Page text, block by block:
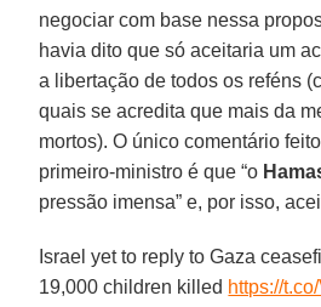
negociar com base nessa
havia dito que só aceitaria um
a libertação de todos os reféns
quais se acredita que mais da
mortos). O único comentário
primeiro-ministro é que “o
pressão imensa” e, por isso,
Israel yet to reply to Gaza
19,000 children killed https://